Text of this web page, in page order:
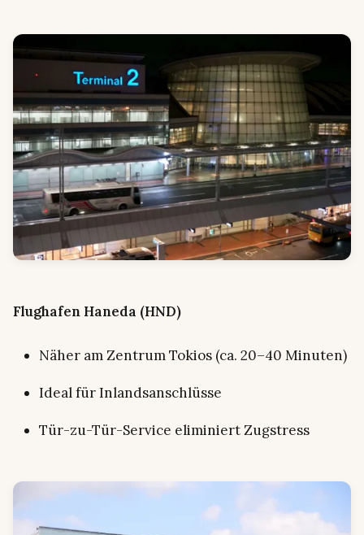
Flughafen Haneda (HND)
Näher am Zentrum Tokios (ca. 20–40 Minuten)
Ideal für Inlandsanschlüsse
Tür-zu-Tür-Service eliminiert Zugstress